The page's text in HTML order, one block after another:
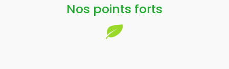
Nos points forts